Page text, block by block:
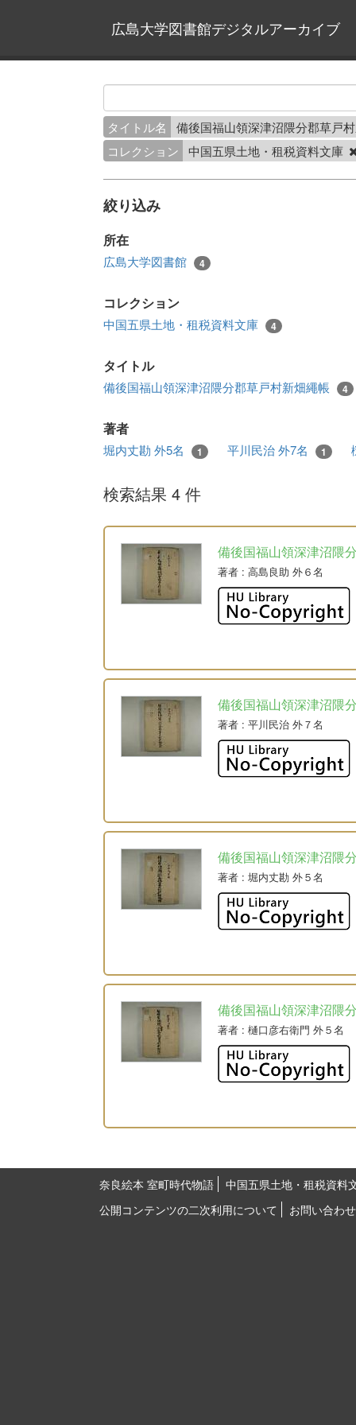
広島大学図書館デジタルアーカイブ
タイトル名
備後国福山領深津沼隈分郡草戸
コレクション
中国五県土地・租税資料文庫
絞り込み
所在
広島大学図書館 4
コレクション
中国五県土地・租税資料文庫 4
タイトル
備後国福山領深津沼隈分郡草戸村新畑繩帳 4
著者
堀内丈勘 外5名 1 平川民治 外7名 1
検索結果 4 件
備後国福山領深津沼隈
著者 : 高島良助 外６名
備後国福山領深津沼隈
著者 : 平川民治 外７名
備後国福山領深津沼隈
著者 : 堀内丈勘 外５名
備後国福山領深津沼隈
著者 : 樋口彦右衛門 外５名
奈良絵本 室町時代物語
中国五県土地・租税資料
公開コンテンツの二次利用について
お問い合わせ